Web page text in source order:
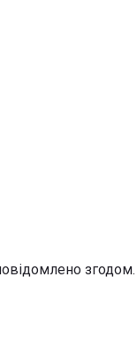
згодом.